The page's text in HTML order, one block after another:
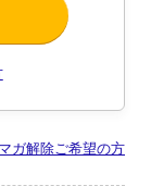
ガ解除ご希望の方